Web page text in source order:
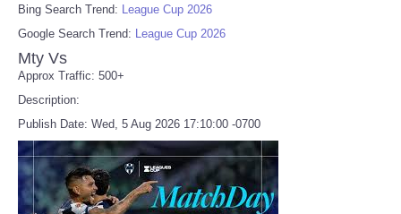
Bing Search Trend: League Cup 2026
Google Search Trend: League Cup 2026
Mty Vs
Approx Traffic: 500+
Description:
Publish Date: Wed, 5 Aug 2026 17:10:00 -0700